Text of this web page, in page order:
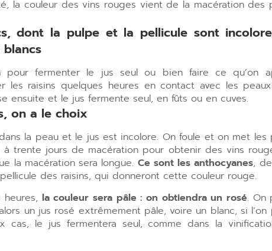
la couleur des vins rouges vient de la macération des
dont la pulpe et la pellicule sont
pour fermenter le jus seul ou bien faire ce qu’on
les raisins quelques heures en contact avec les
ensuite et le jus fermente seul, en fûts ou en cuves.
on a le choix
la peau et le jus est incolore. On foule et on met les
à trente jours de macération pour obtenir des vins
la macération sera longue. Ce sont les anthocyanes,
des raisins, qui donneront cette couleur rouge.
heures, la couleur sera pâle : on obtiendra un rosé. On
un jus rosé extrêmement pâle, voire un blanc, si l’on
cas, le jus fermentera seul, comme dans la